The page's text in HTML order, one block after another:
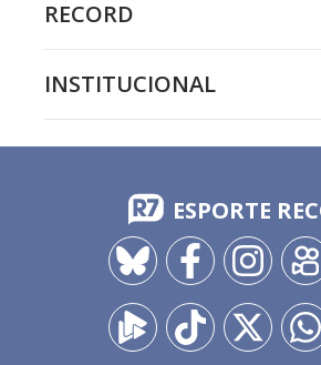
RECORD
INSTITUCIONAL
ESPORTE